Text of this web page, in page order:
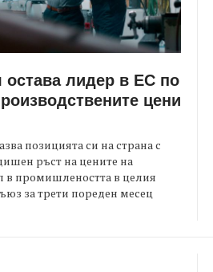
остава лидер в ЕС по
цени
позицията си на страна с
ръст на цените на
в промишлеността в целия
за трети пореден месец